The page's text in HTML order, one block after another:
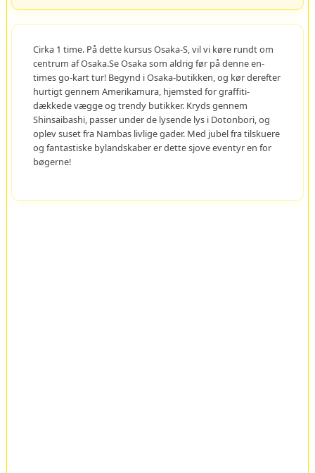
Cirka 1 time. På dette kursus Osaka-S, vil vi køre rundt om
centrum af Osaka.Se Osaka som aldrig før på denne en-
times go-kart tur! Begynd i Osaka-butikken, og kør derefter
hurtigt gennem Amerikamura, hjemsted for graffiti-
dækkede vægge og trendy butikker. Kryds gennem
Shinsaibashi, passer under de lysende lys i Dotonbori, og
oplev suset fra Nambas livlige gader. Med jubel fra tilskuere
og fantastiske bylandskaber er dette sjove eventyr en for
bøgerne!